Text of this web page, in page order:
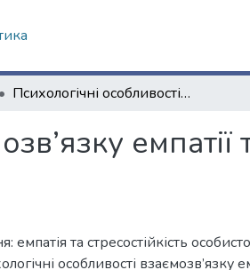
Психологічні особливості взаємозв’язку емпатії та стресостійкості у батьків дітей з інвалідністю
емпатії
емпатія та стресостійкість
особливості взаємозв’язку